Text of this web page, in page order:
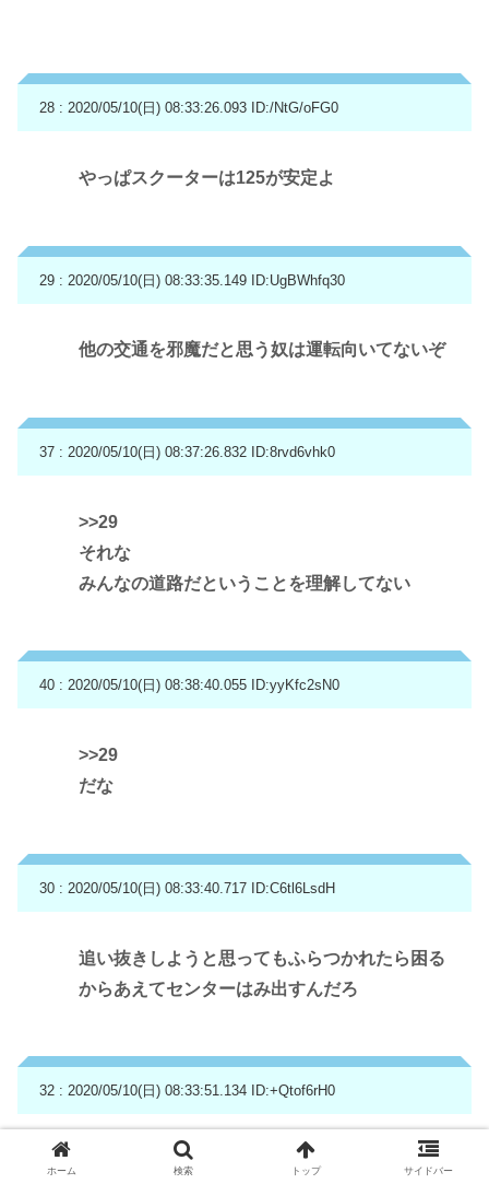
28 : 2020/05/10(日) 08:33:26.093 ID:/NtG/oFG0
やっぱスクーターは125が安定よ
29 : 2020/05/10(日) 08:33:35.149 ID:UgBWhfq30
他の交通を邪魔だと思う奴は運転向いてないぞ
37 : 2020/05/10(日) 08:37:26.832 ID:8rvd6vhk0
>>29
それな
みんなの道路だということを理解してない
40 : 2020/05/10(日) 08:38:40.055 ID:yyKfc2sN0
>>29
だな
30 : 2020/05/10(日) 08:33:40.717 ID:C6tl6LsdH
追い抜きしようと思ってもふらつかれたら困る
からあえてセンターはみ出すんだろ
32 : 2020/05/10(日) 08:33:51.134 ID:+Qtof6rH0
125にしなよ、50はさすがに迷惑しかない
ホーム 検索 トップ サイドバー